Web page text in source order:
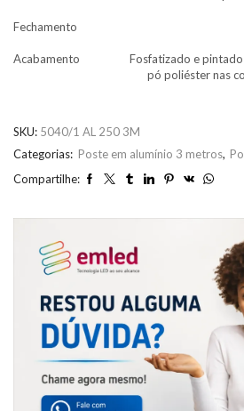
Fechamento
Acabamento
Fosfatizado e
pó poliéster nas
SKU: 5040/1 AL 250 3M
Categorias: Poste em alumínio 3 metros,
Compartilhe: